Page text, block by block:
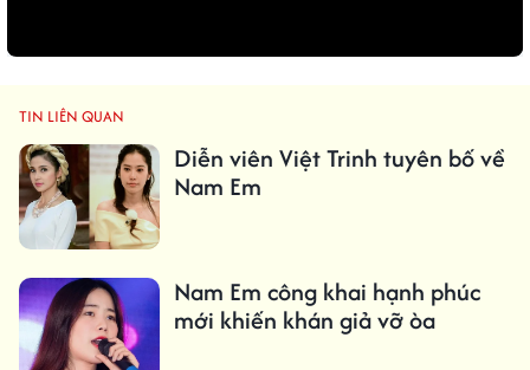
TIN LIÊN QUAN
Diễn viên Việt Trinh tuyên bố về
Nam Em
Nam Em công khai hạnh phúc
mới khiến khán giả vỡ òa